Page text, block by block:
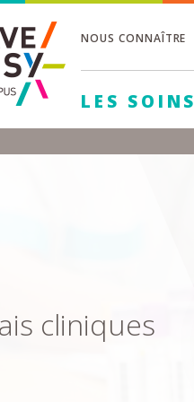
NOUS CONNAÎTRE
LES SOINS
cliniques